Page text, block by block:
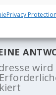
Privacy Protection